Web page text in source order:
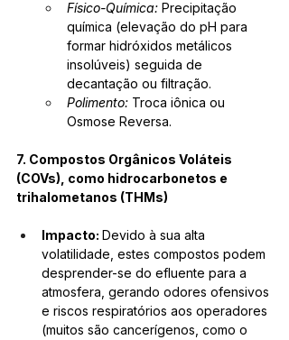
Físico-Química: Precipitação
química (elevação do pH para
formar hidróxidos metálicos
insolúveis) seguida de
decantação ou filtração.
Polimento: Troca iônica ou
Osmose Reversa.
7. Compostos Orgânicos Voláteis
(COVs), como hidrocarbonetos e
trihalometanos (THMs)
Impacto: Devido à sua alta
volatilidade, estes compostos podem
desprender-se do efluente para a
atmosfera, gerando odores ofensivos
e riscos respiratórios aos operadores
(muitos são cancerígenos, como o